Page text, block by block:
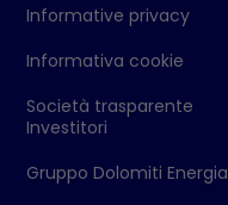
Informative privacy
Informativa cookie
Società trasparente
Investitori
Gruppo Dolomiti Energia